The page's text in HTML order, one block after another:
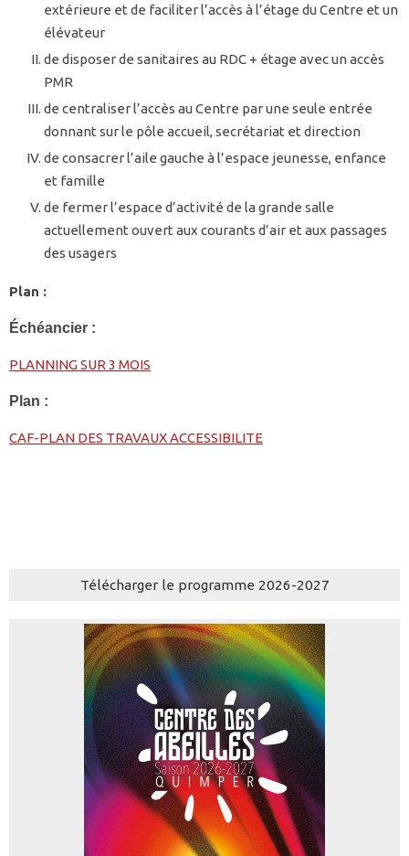
extérieure et de faciliter l’accès à l’étage du Centre et un
élévateur
de disposer de sanitaires au RDC + étage avec un accès
PMR
de centraliser l’accès au Centre par une seule entrée
donnant sur le pôle accueil, secrétariat et direction
de consacrer l’aile gauche à l’espace jeunesse, enfance
et famille
de fermer l’espace d’activité de la grande salle
actuellement ouvert aux courants d’air et aux passages
des usagers
Plan :
Échéancier :
PLANNING SUR 3 MOIS
Plan :
CAF-PLAN DES TRAVAUX ACCESSIBILITE
Télécharger le programme 2026-2027